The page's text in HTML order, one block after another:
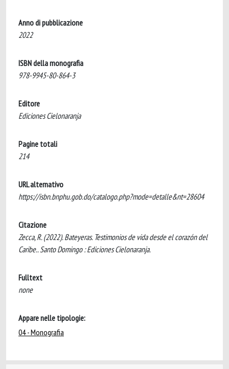
Anno di pubblicazione
2022
ISBN della monografia
978-9945-80-864-3
Editore
Ediciones Cielonaranja
Pagine totali
214
URL alternativo
https://isbn.bnphu.gob.do/catalogo.php?mode=detalle&nt=28604
Citazione
Zecca, R. (2022). Bateyeras. Testimonios de vida desde el corazón del
Caribe.. Santo Domingo : Ediciones Cielonaranja.
Fulltext
none
Appare nelle tipologie:
04 - Monografia